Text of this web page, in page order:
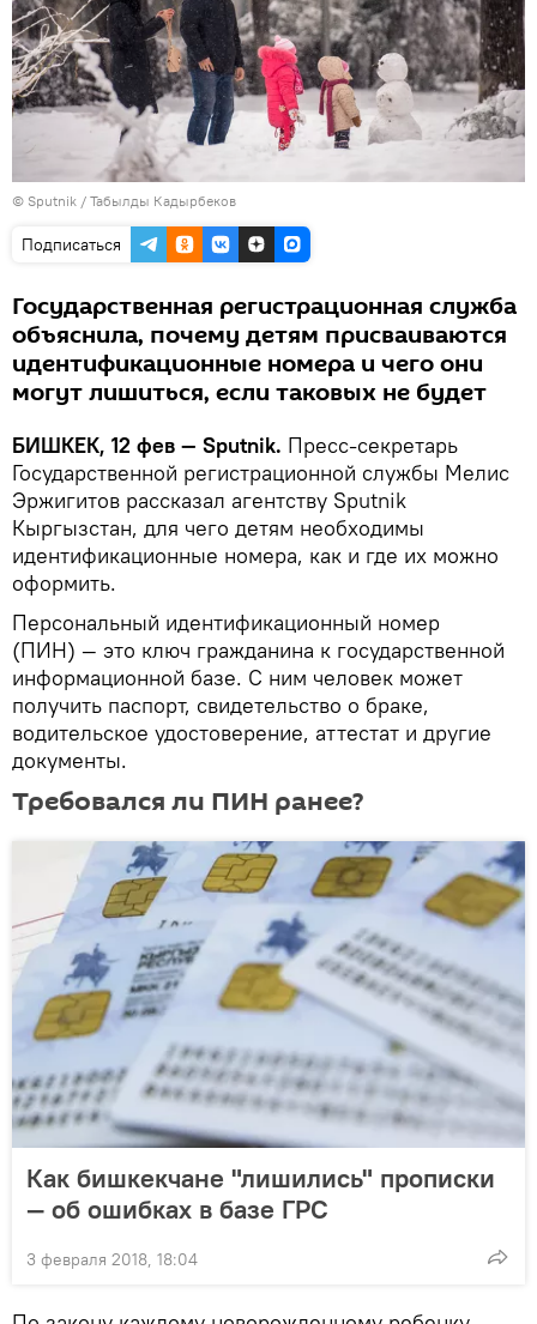
© Sputnik / Табылды Кадырбеков
Подписаться
Государственная регистрационная служба
объяснила, почему детям присваиваются
идентификационные номера и чего они
могут лишиться, если таковых не будет
БИШКЕК, 12 фев — Sputnik. Пресс-секретарь
Государственной регистрационной службы Мелис
Эржигитов рассказал агентству Sputnik
Кыргызстан, для чего детям необходимы
идентификационные номера, как и где их можно
оформить.
Персональный идентификационный номер
(ПИН) — это ключ гражданина к государственной
информационной базе. С ним человек может
получить паспорт, свидетельство о браке,
водительское удостоверение, аттестат и другие
документы.
Требовался ли ПИН ранее?
Как бишкекчане "лишились" прописки
— об ошибках в базе ГРС
3 февраля 2018, 18:04